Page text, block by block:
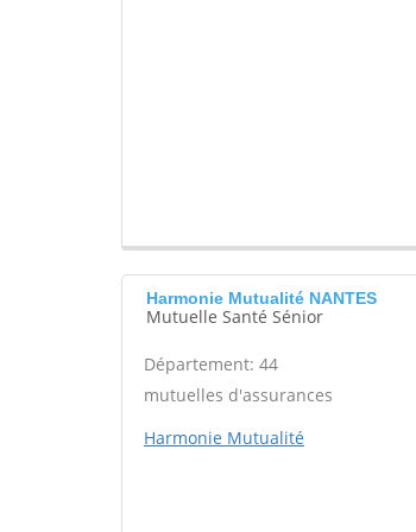
Harmonie Mutualité NANTES
Mutuelle Santé Sénior
Département: 44
mutuelles d'assurances
Harmonie Mutualité